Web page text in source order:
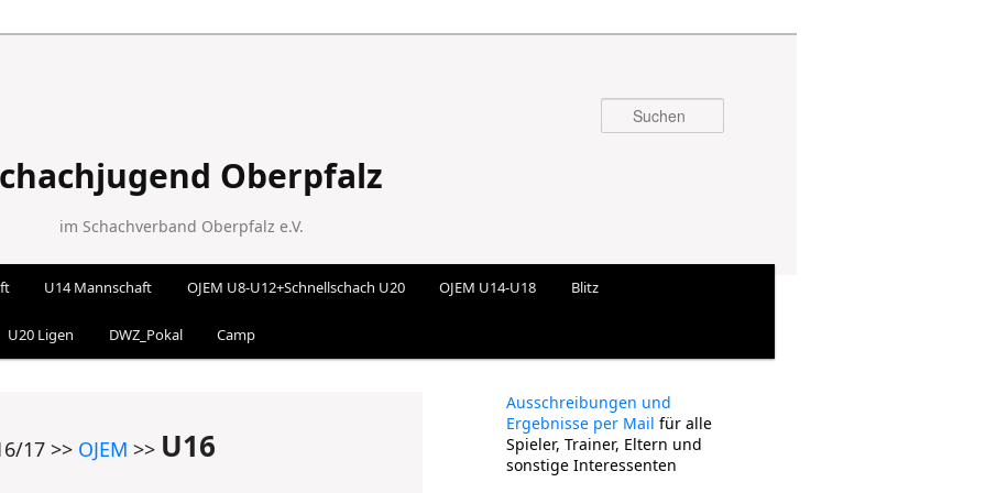
Oberpfalz
im Schachverband Oberpfalz e.V.
Suchen
U14 Mannschaft OJEM U8-U12+Schnellschach U20 OJEM U14-U18 Blitz
U20 Ligen DWZ_Pokal Camp
17 >> OJEM >> U16
Ausschreibungen und
Ergebnisse per Mail für alle
Spieler, Trainer, Eltern und
sonstige Interessenten